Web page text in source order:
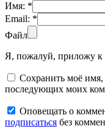
Имя: *
Email: *
Файл
Я, пожалуй, приложу к
Сохранить моё имя,
последующих моих
Оповещать о
подписаться без